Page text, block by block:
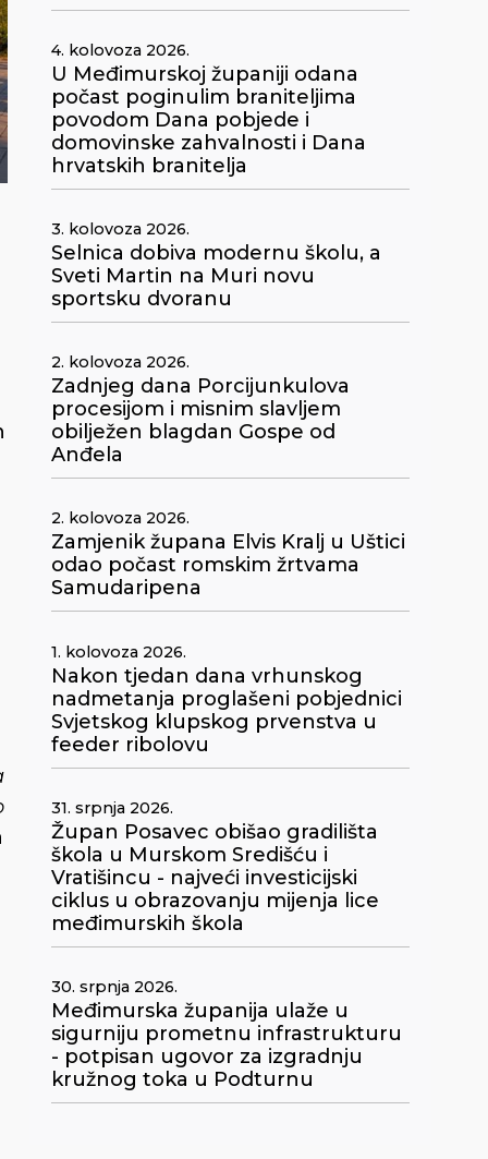
4. kolovoza 2026.
U Međimurskoj županiji odana
počast poginulim braniteljima
povodom Dana pobjede i
domovinske zahvalnosti i Dana
hrvatskih branitelja
3. kolovoza 2026.
Selnica dobiva modernu školu, a
Sveti Martin na Muri novu
sportsku dvoranu
2. kolovoza 2026.
Zadnjeg dana Porcijunkulova
procesijom i misnim slavljem
obilježen blagdan Gospe od
Anđela
2. kolovoza 2026.
Zamjenik župana Elvis Kralj u Uštici
odao počast romskim žrtvama
Samudaripena
1. kolovoza 2026.
Nakon tjedan dana vrhunskog
nadmetanja proglašeni pobjednici
Svjetskog klupskog prvenstva u
feeder ribolovu
31. srpnja 2026.
Župan Posavec obišao gradilišta
škola u Murskom Središću i
Vratišincu - najveći investicijski
ciklus u obrazovanju mijenja lice
međimurskih škola
30. srpnja 2026.
Međimurska županija ulaže u
sigurniju prometnu infrastrukturu
- potpisan ugovor za izgradnju
kružnog toka u Podturnu